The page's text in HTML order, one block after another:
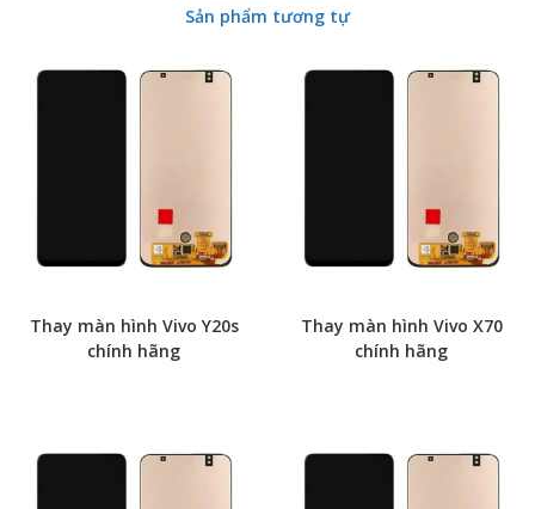
Sản phẩm tương tự
Thay màn hình Vivo Y20s
chính hãng
Thay màn hình Vivo X70
chính hãng